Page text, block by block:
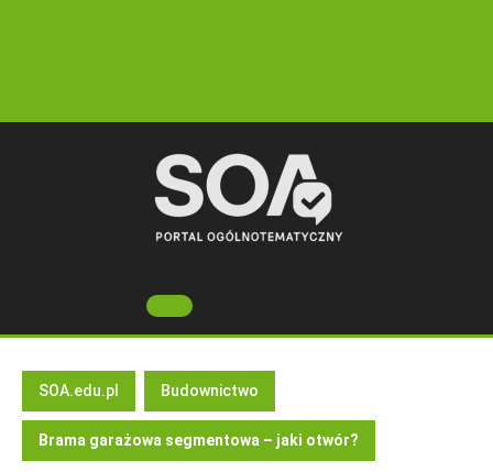
Open
Button
SOA.edu.pl Budownictwo
Brama garażowa segmentowa – jaki otwór?